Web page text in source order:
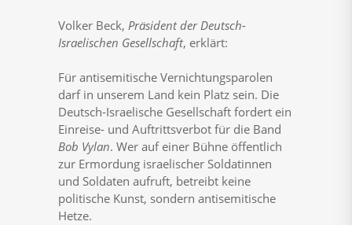
Volker Beck, Präsident der Deutsch-
Israelischen Gesellschaft, erklärt:
Für antisemitische Vernichtungsparolen
darf in unserem Land kein Platz sein. Die
Deutsch-Israelische Gesellschaft fordert ein
Einreise- und Auftrittsverbot für die Band
Bob Vylan. Wer auf einer Bühne öffentlich
zur Ermordung israelischer Soldatinnen
und Soldaten aufruft, betreibt keine
politische Kunst, sondern antisemitische
Hetze.